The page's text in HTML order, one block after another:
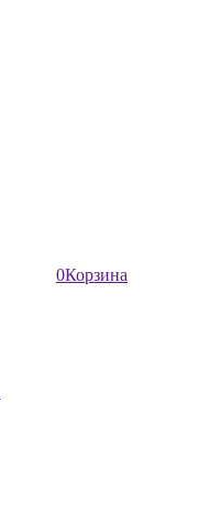
0Корзина